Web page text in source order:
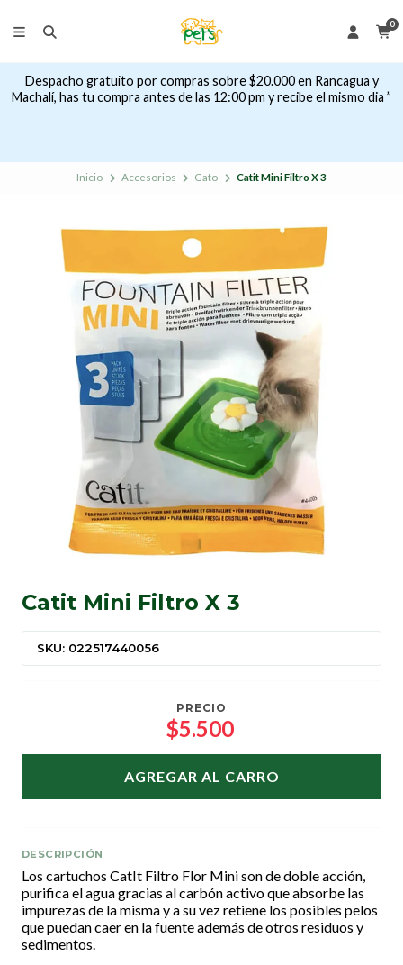
0
Despacho gratuito por compras sobre $20.000 en Rancagua y
Machalí, has tu compra antes de las 12:00 pm y recibe el mismo dia ”
Inicio Accesorios Gato Catit Mini Filtro X 3
Catit Mini Filtro X 3
SKU: 022517440056
PRECIO
$5.500
AGREGAR AL CARRO
DESCRIPCIÓN
Los cartuchos CatIt Filtro Flor Mini son de doble acción,
purifica el agua gracias al carbón activo que absorbe las
impurezas de la misma y a su vez retiene los posibles pelos
que puedan caer en la fuente además de otros residuos y
sedimentos.